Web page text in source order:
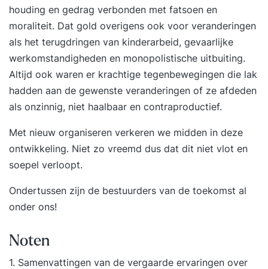
houding en gedrag verbonden met fatsoen en
moraliteit. Dat gold overigens ook voor veranderingen
als het terugdringen van kinderarbeid, gevaarlijke
werkomstandigheden en monopolistische uitbuiting.
Altijd ook waren er krachtige tegenbewegingen die lak
hadden aan de gewenste veranderingen of ze afdeden
als onzinnig, niet haalbaar en contraproductief.
Met nieuw organiseren verkeren we midden in deze
ontwikkeling. Niet zo vreemd dus dat dit niet vlot en
soepel verloopt.
Ondertussen zijn de bestuurders van de toekomst al
onder ons!
Noten
1. Samenvattingen van de vergaarde ervaringen over